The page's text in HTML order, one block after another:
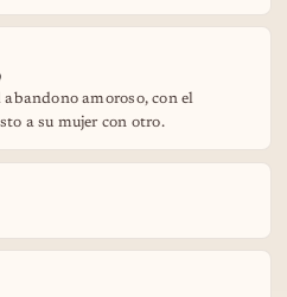
amoroso, con el
a su mujer con otro.